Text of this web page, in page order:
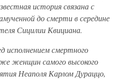
история связана с
до смерти в середине
Сицилии Квициана.
исполнением смертного
женщин самого высокого
Неаполя Карлом Дураццо,